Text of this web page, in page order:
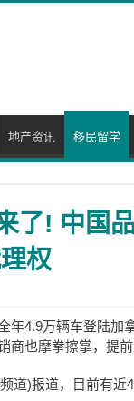
地产资讯 移民留学
了! 中国
权
年4.9万辆车登陆加
也摩拳擦掌，提前
道)报道，目前有近